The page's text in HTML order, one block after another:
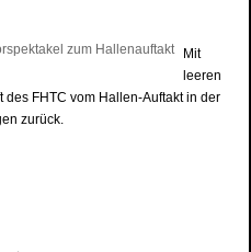
Mit
leeren
FHTC vom Hallen-Auftakt in der
zurück.